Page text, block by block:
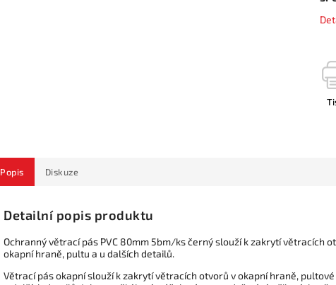
Popis Diskuze
Detailní popis produktu
Ochranný větrací pás PVC 80mm 5bm/ks černý slouží k zakrytí větracích
okapní hraně, pultu a u dalších detailů.
Větrací pás okapní slouží k zakrytí větracích otvorů v okapní hraně,